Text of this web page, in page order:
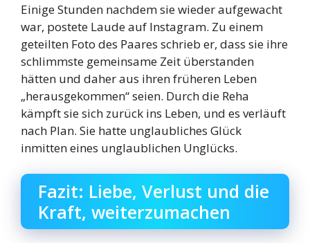
Einige Stunden nachdem sie wieder aufgewacht
war, postete Laude auf Instagram. Zu einem
geteilten Foto des Paares schrieb er, dass sie ihre
schlimmste gemeinsame Zeit überstanden
hätten und daher aus ihren früheren Leben
„herausgekommen“ seien. Durch die Reha
kämpft sie sich zurück ins Leben, und es verläuft
nach Plan. Sie hatte unglaubliches Glück
inmitten eines unglaublichen Unglücks.
Fazit: Liebe, Verlust und die
Kraft, weiterzumachen